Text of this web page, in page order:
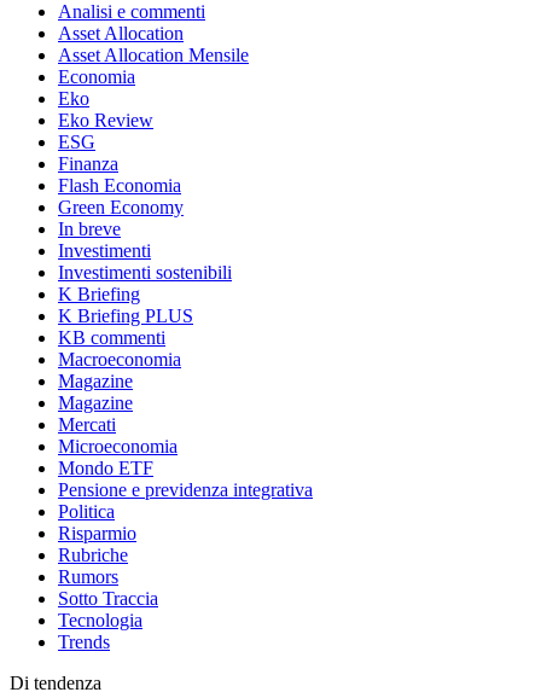
Analisi e commenti
Asset Allocation
Asset Allocation Mensile
Economia
Eko
Eko Review
ESG
Finanza
Flash Economia
Green Economy
In breve
Investimenti
Investimenti sostenibili
K Briefing
K Briefing PLUS
KB commenti
Macroeconomia
Magazine
Magazine
Mercati
Microeconomia
Mondo ETF
Pensione e previdenza integrativa
Politica
Risparmio
Rubriche
Rumors
Sotto Traccia
Tecnologia
Trends
Di tendenza